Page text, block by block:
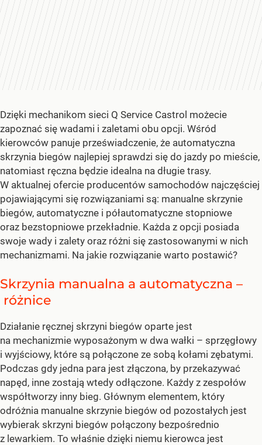
Dzięki mechanikom sieci Q Service Castrol możecie
zapoznać się wadami i zaletami obu opcji. Wśród
kierowców panuje przeświadczenie, że automatyczna
skrzynia biegów najlepiej sprawdzi się do jazdy po mieście,
natomiast ręczna będzie idealna na długie trasy.
W aktualnej ofercie producentów samochodów najczęściej
pojawiającymi się rozwiązaniami są: manualne skrzynie
biegów, automatyczne i półautomatyczne stopniowe
oraz bezstopniowe przekładnie. Każda z opcji posiada
swoje wady i zalety oraz różni się zastosowanymi w nich
mechanizmami. Na jakie rozwiązanie warto postawić?
Skrzynia manualna a automatyczna –
różnice
Działanie ręcznej skrzyni biegów oparte jest
na mechanizmie wyposażonym w dwa wałki – sprzęgłowy
i wyjściowy, które są połączone ze sobą kołami zębatymi.
Podczas gdy jedna para jest złączona, by przekazywać
napęd, inne zostają wtedy odłączone. Każdy z zespołów
współtworzy inny bieg. Głównym elementem, który
odróżnia manualne skrzynie biegów od pozostałych jest
wybierak skrzyni biegów połączony bezpośrednio
z lewarkiem. To właśnie dzięki niemu kierowca jest